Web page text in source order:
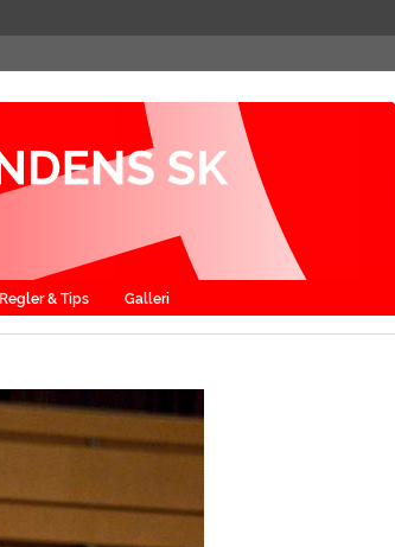
Regler & Tips Galleri